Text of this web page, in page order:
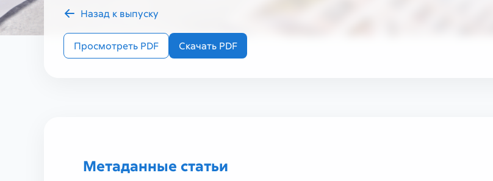
2025 год
УЗ ГУМ VIII (88)
Назад к выпуску
Просмотреть PDF Скачать PDF
Метаданные статьи